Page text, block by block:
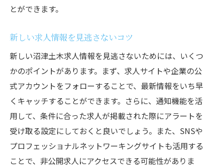
フォローすべき企業リスト
SNS通知設定で最新情報を逃さない
企業の採用イベント情報をチェックする
SNSを活用して効率的に探す沼津土木求人情報
SNSごとの求人情報収集の特徴
ハッシュタグの効果的な使い方
求人情報を共有するコミュニティに参加す
る
SNSでの求人情報検索テクニック
とができます。
新しい求人情報を見逃さないコツ
新しい沼津土木求人情報を見逃さないためには、いくつ
かのポイントがあります。まず、求人サイトや企業の公
式アカウントをフォローすることで、最新情報をいち早
くキャッチすることができます。さらに、通知機能を活
用して、条件に合った求人が掲載された際にアラートを
受け取る設定にしておくと良いでしょう。また、SNSや
プロフェッショナルネットワーキングサイトも活用する
ことで、非公開求人にアクセスできる可能性がありま